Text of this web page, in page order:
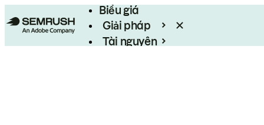
Biểu giá
Giải pháp
Tài nguyên